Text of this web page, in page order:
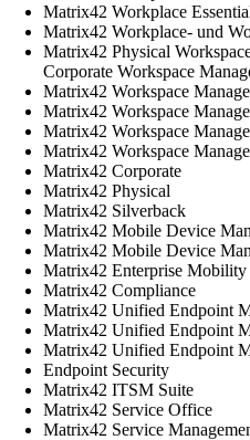
Matrix42 Workplace
Matrix42 Workplace- und
Matrix42 Physical
Corporate Workspace
Matrix42 Workspace
Matrix42 Workspace
Matrix42 Workspace
Matrix42 Workspace
Matrix42 Corporate
Matrix42 Physical
Matrix42 Silverback
Matrix42 Mobile Device
Matrix42 Mobile Device
Matrix42 Enterprise Mobility
Matrix42 Compliance
Matrix42 Unified Endpoint
Matrix42 Unified Endpoint
Matrix42 Unified Endpoint
Endpoint Security
Matrix42 ITSM Suite
Matrix42 Service Office
Matrix42 Service